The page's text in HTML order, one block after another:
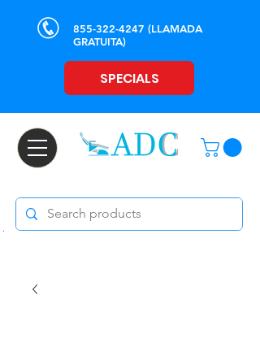
855-322-4247 (LLAMADA
GRATUITA)
SPECIALS